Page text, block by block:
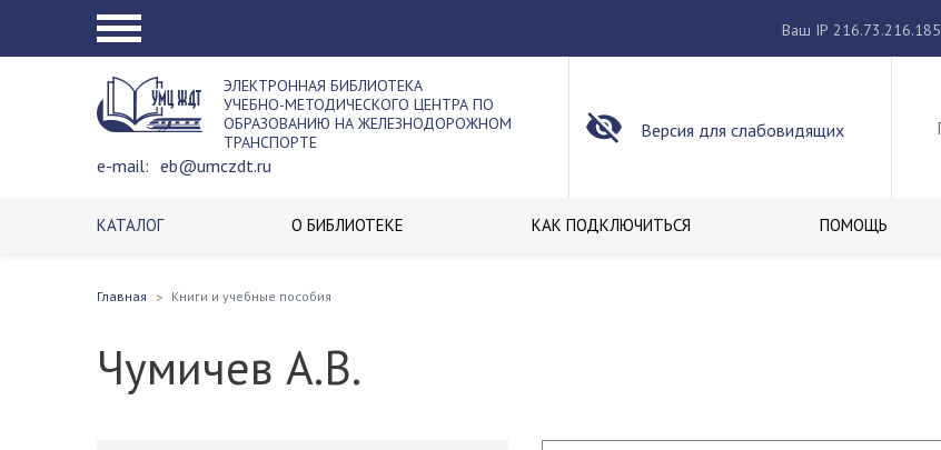
Ваш IP 216.73.216.185
ЭЛЕКТРОННАЯ БИБЛИОТЕКА
УЧЕБНО-МЕТОДИЧЕСКОГО ЦЕНТРА ПО
ОБРАЗОВАНИЮ НА ЖЕЛЕЗНОДОРОЖНОМ
ТРАНСПОРТЕ
e-mail: eb@umczdt.ru
Версия для слабовидящих
КАТАЛОГ О БИБЛИОТЕКЕ КАК ПОДКЛЮЧИТЬСЯ ПОМОЩЬ
Главная Книги и учебные пособия
Чумичев А.В.